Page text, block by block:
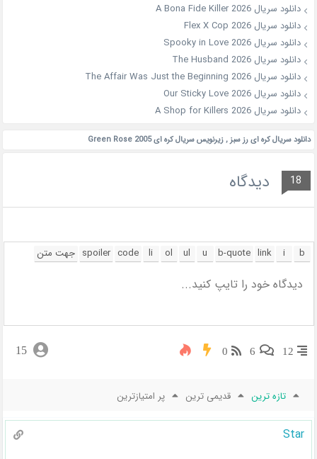
دانلود سریال A Bona Fide Killer 2026
دانلود سریال Flex X Cop 2026
دانلود سریال Spooky in Love 2026
دانلود سریال The Husband 2026
دانلود سریال The Affair Was Just the Beginning 2026
دانلود سریال Our Sticky Love 2026
دانلود سریال A Shop for Killers 2026
دانلود سریال کره ای رز سبز,زیرنویس سریال کره ای Green Rose 2005
18 دیدگاه
12
6
0
15
تازه ترین قدیمی ترین پر امتیازترین
Star